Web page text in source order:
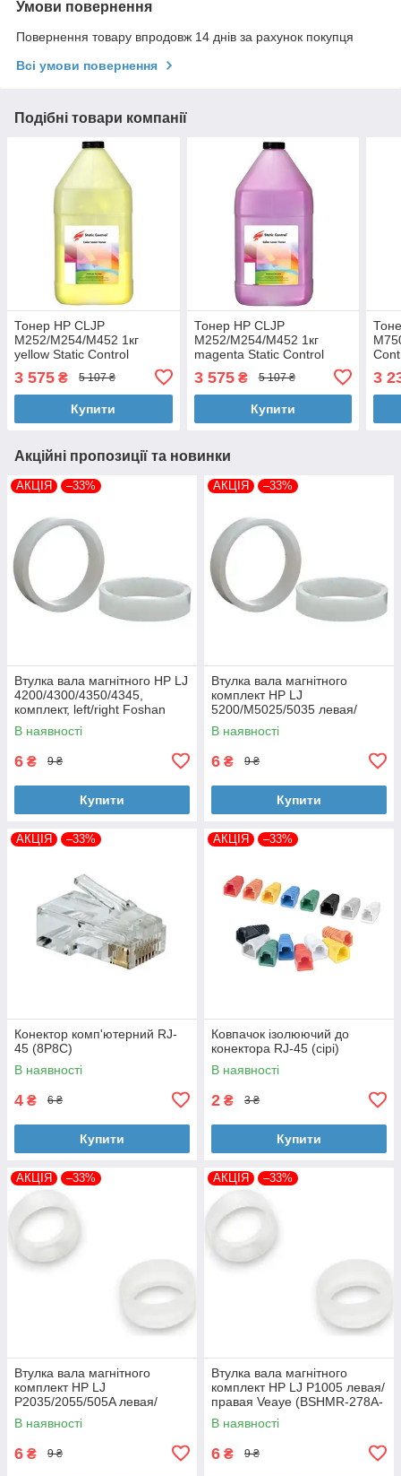
Умови повернення
Повернення товару впродовж 14 днів за рахунок покупця
Всі умови повернення
Подібні товари компанії
Тонер HP CLJP
M252/M254/M452 1кг
yellow Static Control
3 575 ₴ 5 107 ₴
Купити
Тонер HP CLJP
M252/M254/M452 1кг
magenta Static Control
3 575₴ 5 107 ₴
Купити
3
Акційні пропозиції та новинки
АКЦІЯ –33%
Втулка вала магнітного HP LJ
4200/4300/4350/4345,
комплект, left/right Foshan
(MAG-1338A-BSH-Foshan)
В наявності
6 ₴ 9 ₴
Купити
АКЦІЯ –33%
Втулка вала магнітного
комплект HP LJ
5200/M5025/5035 левая/
правая Foshan (MAG-7516A-
BSH-Foshan)
В наявності
6 ₴ 9 ₴
Купити
АКЦІЯ –33%
Конектор комп'ютерний RJ-
45 (8P8C)
В наявності
4 ₴ 6 ₴
Купити
АКЦІЯ –33%
Ковпачок ізолюючий до
конектора RJ-45 (сірі)
В наявності
2 ₴ 3 ₴
Купити
АКЦІЯ –33%
Втулка вала магнітного
комплект HP LJ
P2035/2055/505A левая/
правая Veaye (BSHMR-505A-
VE)
В наявності
6 ₴ 9 ₴
АКЦІЯ –33%
Втулка вала магнітного
комплект HP LJ P1005 левая/
правая Veaye (BSHMR-278A-
VE)
В наявності
6 ₴ 9 ₴